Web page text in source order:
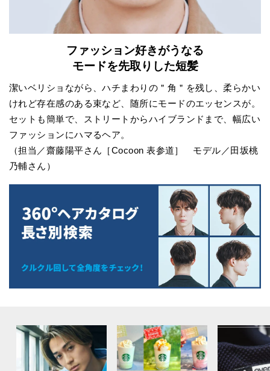
ファッション好きがうなる
モードを先取りした短髪
潔いベリショながら、ハチまわりの＂角＂を残し、柔らかい
けれど存在感のある束など、随所にモードのエッセンスが。
セットも簡単で、ストリートからハイブランドまで、幅広い
ファッションにハマるヘア。
（担当／齋藤陽平さん［Cocoon 表参道］ モデル／田坂桃
乃輔さん）